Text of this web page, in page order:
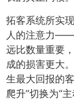
拓客系统所实
人的注意力——
远比数量重要
成的损害更大
生最大回报的
爬升”切换为“主